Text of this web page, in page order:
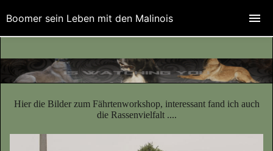
Hier die Bilder zum Fährtenworkshop, interessant fand ich auch
die Rassenvielfalt ....
Boomer sein Leben mit den Malinois